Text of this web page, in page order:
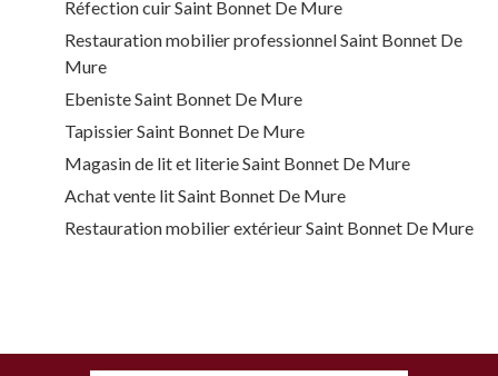
Réfection cuir Saint Bonnet De Mure
Restauration mobilier professionnel Saint Bonnet De
Mure
Ebeniste Saint Bonnet De Mure
Tapissier Saint Bonnet De Mure
Magasin de lit et literie Saint Bonnet De Mure
Achat vente lit Saint Bonnet De Mure
Restauration mobilier extérieur Saint Bonnet De Mure